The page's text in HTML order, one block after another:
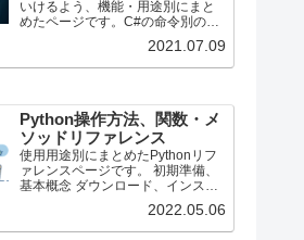
いけるよう、機能・用途別にまと
めたページです。C#の命令別の逆
引きは現時点で作っていません。
2019の時期に書き始めているの
で、それより前のバージョンにつ
2021.07.09
Python操作方法、関数・メ
ソッドリファレンス
使用用途別にまとめたPythonリフ
ァレンスページです。 初期準備、
基本概念 ダウンロード、インスト
ール、起動 ShellとEditor、保存、
実行 保存したPythonの起動 コメン
ト、docstring、行またぎ コメン
2022.05.06